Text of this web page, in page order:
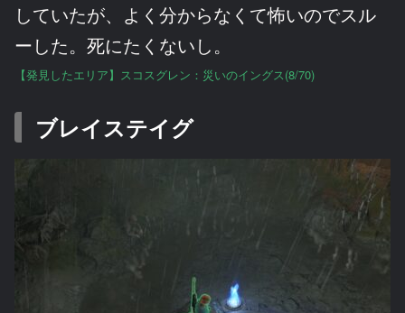
していたが、よく分からなくて怖いのでスル
ーした。死にたくないし。
【発見したエリア】スコスグレン：災いのイングス(8/70)
ブレイステイグ